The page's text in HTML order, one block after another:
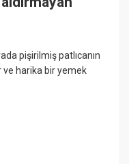
pişirilmiş patlıcanın
ve harika bir yemek